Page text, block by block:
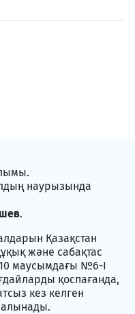
наурызында
.
Қазақстан
және сабақтас
маусымдағы №6-I
қоспағанда,
кез келген